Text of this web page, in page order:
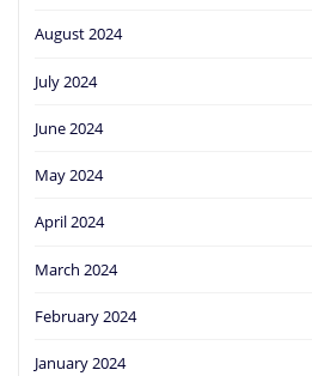
August 2024
July 2024
June 2024
May 2024
April 2024
March 2024
February 2024
January 2024